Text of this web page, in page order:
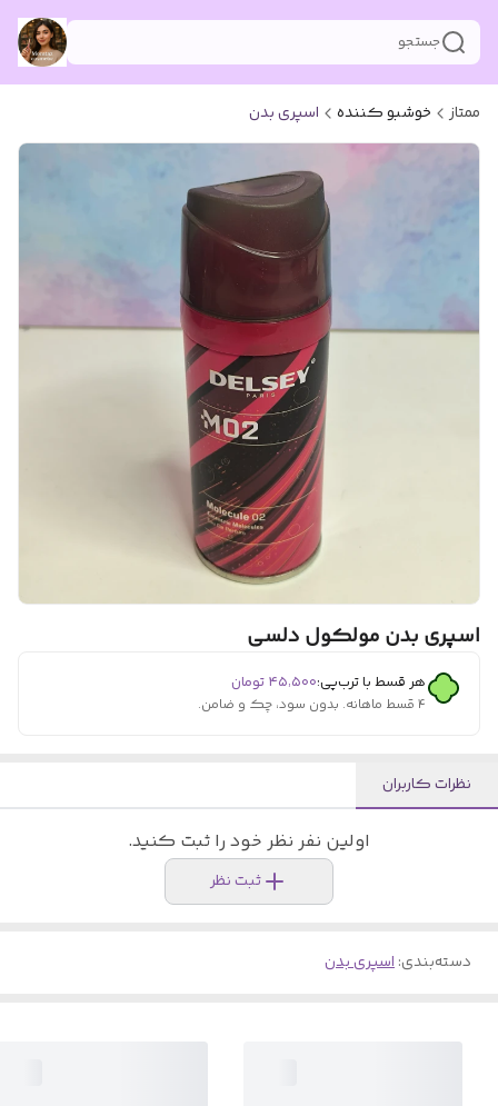
جستجو
ممتاز خوشبو کننده اسپری بدن
اسپری بدن مولکول دلسی
هر قسط با ترب‌پی:۴۵٬۵۰۰ تومان
۴ قسط ماهانه. بدون سود، چک و ضامن.
نظرات کاربران
اولین نفر نظر خود را ثبت کنید.
ثبت نظر
دسته‌بندی:اسپری بدن